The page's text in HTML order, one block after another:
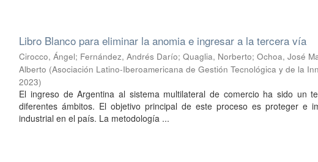
Libro Blanco para eliminar la anomia e ingresar a la tercera vía
Cirocco, Ángel; Fernández, Andrés Darío;Quaglia, Norberto;Ochoa, José
Alberto (Asociación Latino-Iberoamericana de Gestión Tecnológica y de la
2023)
El ingreso de Argentina al sistema multilateral de comercio ha sido un
diferentes ámbitos. El objetivo principal de este proceso es proteger e
industrial en el país. La metodología ...